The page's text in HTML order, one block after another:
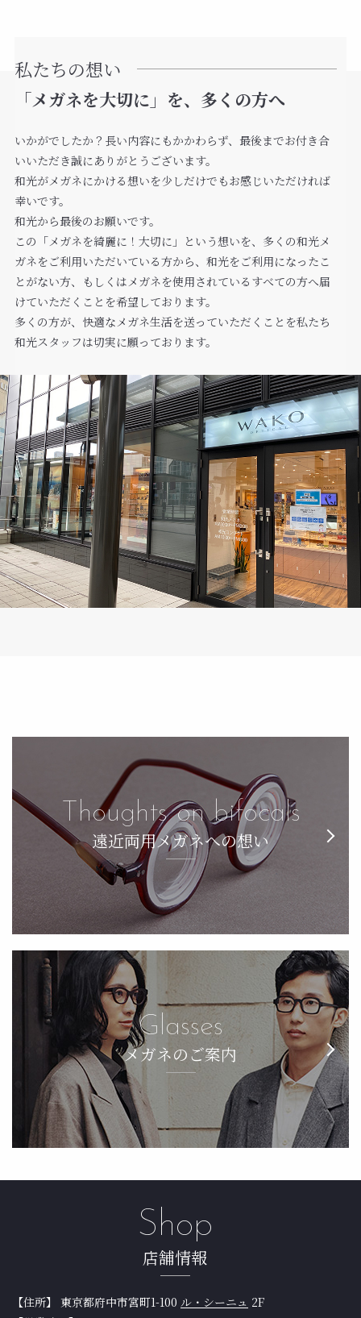
私たちの想い
「メガネを大切に」を、多くの方へ
いかがでしたか？長い内容にもかかわらず、最後までお付き合
いいただき誠にありがとうございます。
和光がメガネにかける想いを少しだけでもお感じいただければ
幸いです。
和光から最後のお願いです。
この「メガネを綺麗に！大切に」という想いを、多くの和光メ
ガネをご利用いただいている方から、和光をご利用になったこ
とがない方、もしくはメガネを使用されているすべての方へ届
けていただくことを希望しております。
多くの方が、快適なメガネ生活を送っていただくことを私たち
和光スタッフは切実に願っております。
Thoughts on bifocals
遠近両用メガネへの想い
Glasses
メガネのご案内
Shop
店舗情報
【住所】 東京都府中市宮町1-100 ル・シーニュ 2F